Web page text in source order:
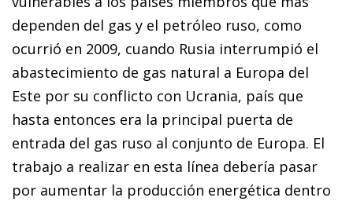
dependen del gas y el petróleo ruso, como
ocurrió en 2009, cuando Rusia interrumpió el
abastecimiento de gas natural a Europa del
Este por su conflicto con Ucrania, país que
hasta entonces era la principal puerta de
entrada del gas ruso al conjunto de Europa. El
trabajo a realizar en esta línea debería pasar
por aumentar la producción energética dentro